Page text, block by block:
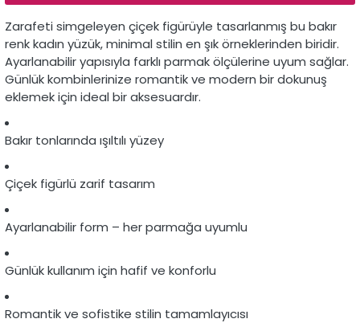
Zarafeti simgeleyen çiçek figürüyle tasarlanmış bu bakır
renk kadın yüzük, minimal stilin en şık örneklerinden biridir.
Ayarlanabilir yapısıyla farklı parmak ölçülerine uyum sağlar.
Günlük kombinlerinize romantik ve modern bir dokunuş
eklemek için ideal bir aksesuardır.
Bakır tonlarında ışıltılı yüzey
Çiçek figürlü zarif tasarım
Ayarlanabilir form – her parmağa uyumlu
Günlük kullanım için hafif ve konforlu
Romantik ve sofistike stilin tamamlayıcısı